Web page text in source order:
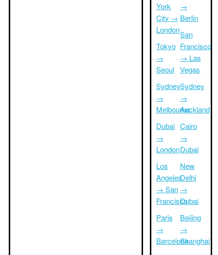
York
City →
London
Tokyo
→
Seoul
Sydney
→
Melbourne
Dubai
→
London
Los
Angeles
→ San
Francisco
Paris
→
Barcelona
→
Berlin
San
Francisco
→ Las
Vegas
Sydney
→
Auckland
Cairo
→
Dubai
New
Delhi
→
Dubai
Beijing
→
Shanghai